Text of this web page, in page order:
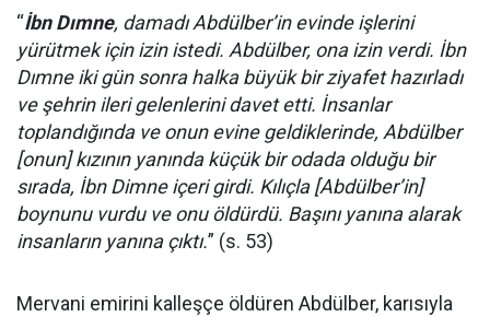
“İbn Dımne, damadı Abdülber’in evinde işlerini
yürütmek için izin istedi. Abdülber, ona izin verdi. İbn
Dımne iki gün sonra halka büyük bir ziyafet hazırladı
ve şehrin ileri gelenlerini davet etti. İnsanlar
toplandığında ve onun evine geldiklerinde, Abdülber
[onun] kızının yanında küçük bir odada olduğu bir
sırada, İbn Dimne içeri girdi. Kılıçla [Abdülber’in]
boynunu vurdu ve onu öldürdü. Başını yanına alarak
insanların yanına çıktı.” (s. 53)
Mervani emirini kalleşçe öldüren Abdülber, karısıyla